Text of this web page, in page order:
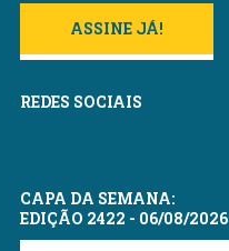
ASSINE JÁ!
REDES SOCIAIS
CAPA DA SEMANA:
EDIÇÃO 2422 - 06/08/2026